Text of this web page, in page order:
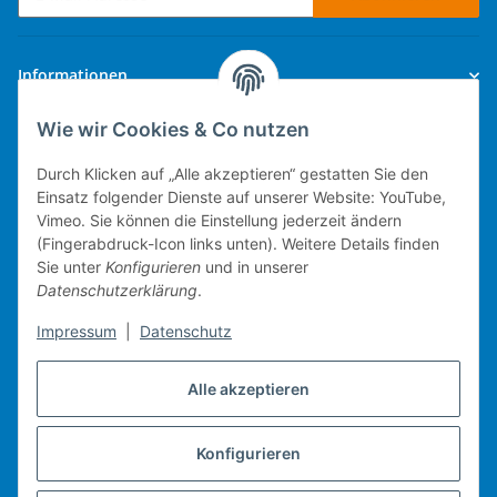
Alle akzeptieren
Konfigurieren
Wie wir Cookies & Co nutzen
Durch Klicken auf „Alle akzeptieren“ gestatten Sie den
Einsatz folgender Dienste auf unserer Website: YouTube,
Vimeo. Sie können die Einstellung jederzeit ändern
(Fingerabdruck-Icon links unten). Weitere Details finden
Sie unter Konfigurieren und in unserer
Datenschutzerklärung.
Impressum Datenschutz
Informationen
Gesetzliche Informationen
Technische Umsetzung.
mobiles Kassensystem
Warenwirtschaft
Michael Heiler / Bonn
Vertrag widerrufen